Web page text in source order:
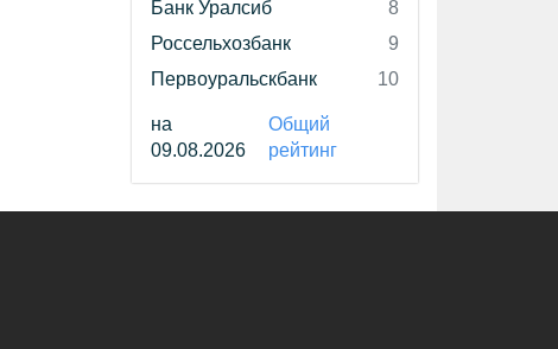
Банк Уралсиб
8
Россельхозбанк
9
Первоуральскбанк
10
на
09.08.2026
Общий
рейтинг